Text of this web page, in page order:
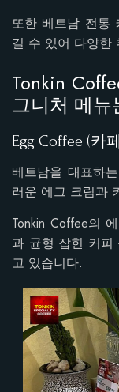
또한 베트남 전통
길 수 있어 다양한
Tonkin
그니처 메
Egg Coffee (카
베트남을 대표하
러운 에그 크림과
Tonkin Coffee의
과 균형 잡힌 커피
고 있습니다.